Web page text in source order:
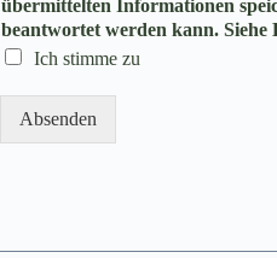
übermittelten Informationen
beantwortet werden kann. Siehe
Ich stimme zu
Absenden